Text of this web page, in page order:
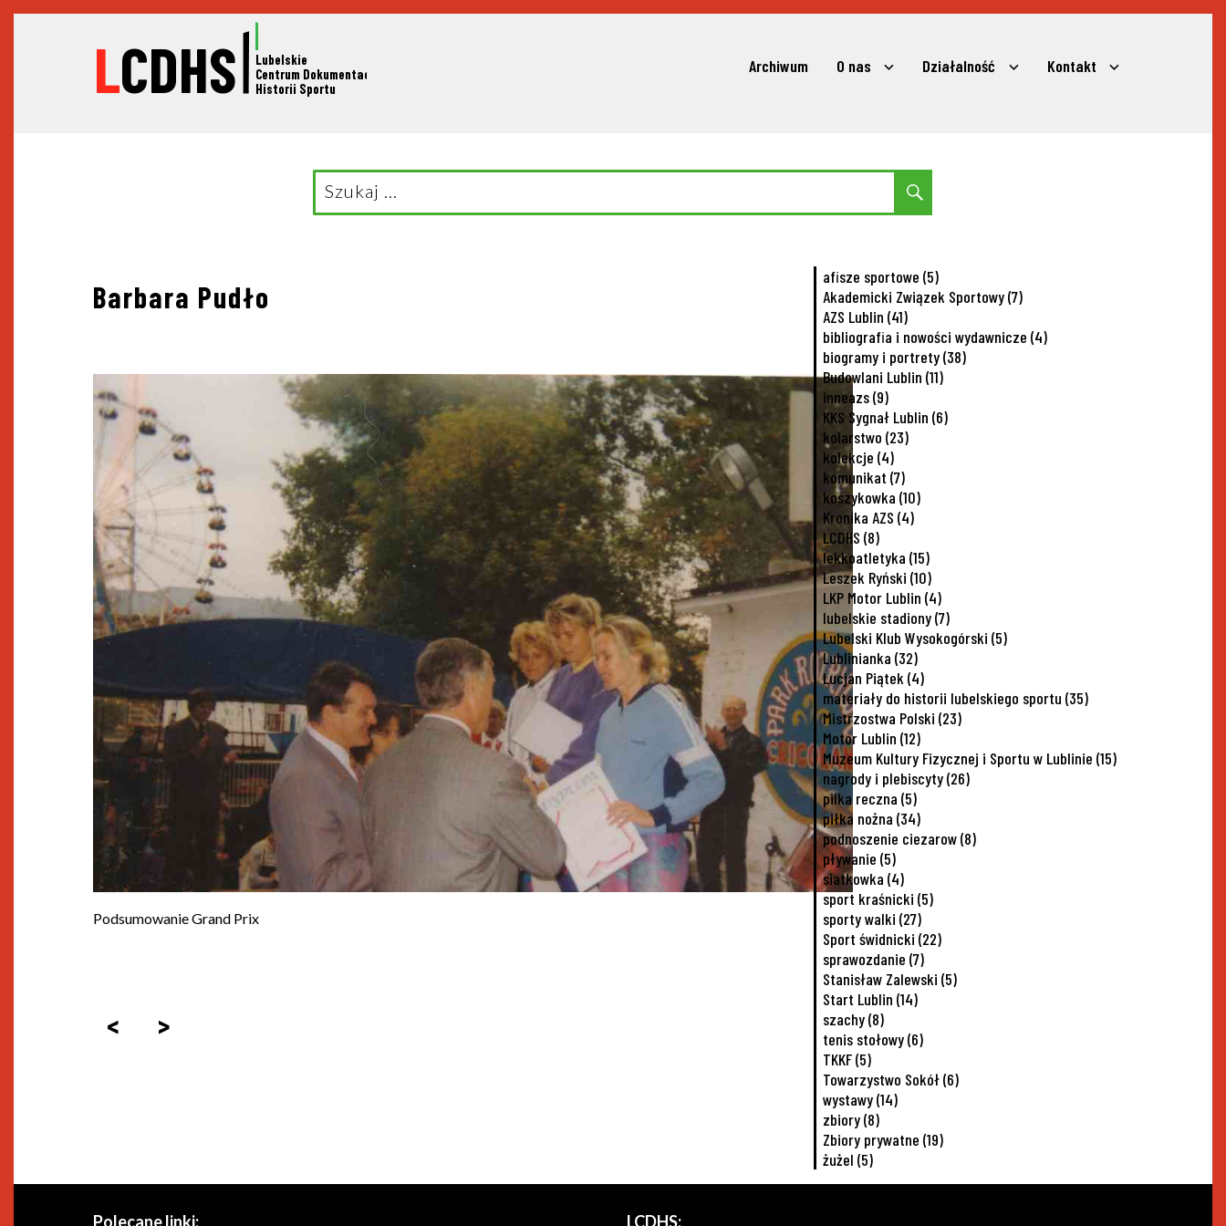
LCDHS
Lubelskie
Centrum Dokumentacji
Historii Sportu
Archiwum O nas
expandDziałalność
expandKontakt
expand
Search
for:
Nawigacja
Barbara Pudło
Podsumowanie Grand Prix
< >
afisze sportowe (5)
Akademicki Związek Sportowy(7)
AZS Lublin (41)
bibliografia i nowości wydawnicze (4)
biogramy i portrety(38)
Budowlani Lublin (11)
inneazs(9)
KKS Sygnał Lublin (6)
kolarstwo (23)
kolekcje (4)
komunikat (7)
koszykowka (10)
Kronika AZS (4)
LCDHS (8)
lekkoatletyka (15)
Leszek Ryński (10)
LKP Motor Lublin (4)
lubelskie stadiony(7)
Lubelski Klub Wysokogórski (5)
Lublinianka (32)
Lucjan Piątek (4)
materiały do historii lubelskiego sportu (35)
Mistrzostwa Polski (23)
Motor Lublin (12)
Muzeum Kultury Fizycznej i Sportu w Lublinie (15)
nagrody i plebiscyty(26)
pilka reczna (5)
piłka nożna (34)
podnoszenie ciezarow(8)
pływanie (5)
siatkowka (4)
sport kraśnicki (5)
sporty walki (27)
Sport świdnicki (22)
sprawozdanie (7)
Stanisław Zalewski (5)
Start Lublin (14)
szachy(8)
tenis stołowy(6)
TKKF(5)
Towarzystwo Sokół(6)
wystawy(14)
zbiory(8)
Zbiory prywatne (19)
żużel (5)
Polecane linki: LCDHS: